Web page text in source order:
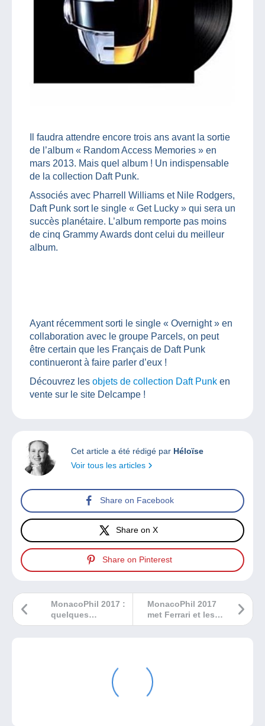
Il faudra attendre encore trois ans avant la sortie
de l’album « Random Access Memories » en
mars 2013. Mais quel album ! Un indispensable
de la collection Daft Punk.
Associés avec Pharrell Williams et Nile Rodgers,
Daft Punk sort le single « Get Lucky » qui sera un
succès planétaire. L’album remporte pas moins
de cinq Grammy Awards dont celui du meilleur
album.
Ayant récemment sorti le single « Overnight » en
collaboration avec le groupe Parcels, on peut
être certain que les Français de Daft Punk
continueront à faire parler d’eux !
Découvrez les objets de collection Daft Punk en
vente sur le site Delcampe !
Cet article a été rédigé par Héloïse
Voir tous les articles
Share on Facebook
Share on X
Share on Pinterest
MonacoPhil 2017
met Ferrari et les
Amériques à
MonacoPhil 2017 :
quelques
impressions du